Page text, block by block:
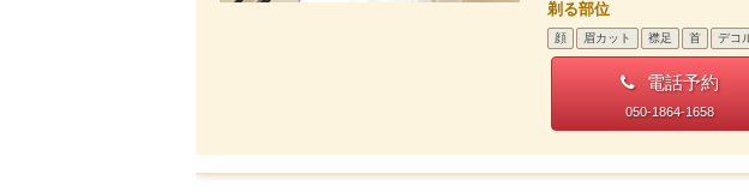
剃る部位
顔 眉カット 襟足 首 デコ
電話予約
050-1864-1658